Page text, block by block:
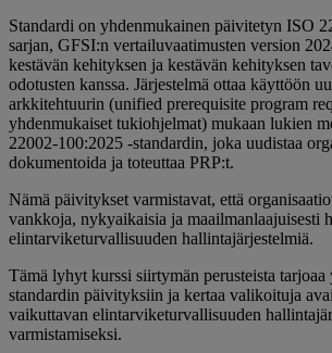
Standardi on yhdenmukainen päivitetyn ISO
sarjan, GFSI:n vertailuvaatimusten version
kestävän kehityksen ja kestävän kehityksen
odotusten kanssa. Järjestelmä ottaa käyttöön
arkkitehtuurin (unified prerequisite program
yhdenmukaiset tukiohjelmat) mukaan lukien
22002-100:2025 -standardin, joka uudistaa
dokumentoida ja toteuttaa PRP:t.
Nämä päivitykset varmistavat, että
vankkoja, nykyaikaisia ja maailmanlaajuisesti
elintarviketurvallisuuden hallintajärjestelmiä.
Tämä lyhyt kurssi siirtymän perusteista tarjoaa
standardin päivityksiin ja kertaa valikoituja
vaikuttavan elintarviketurvallisuuden
varmistamiseksi.